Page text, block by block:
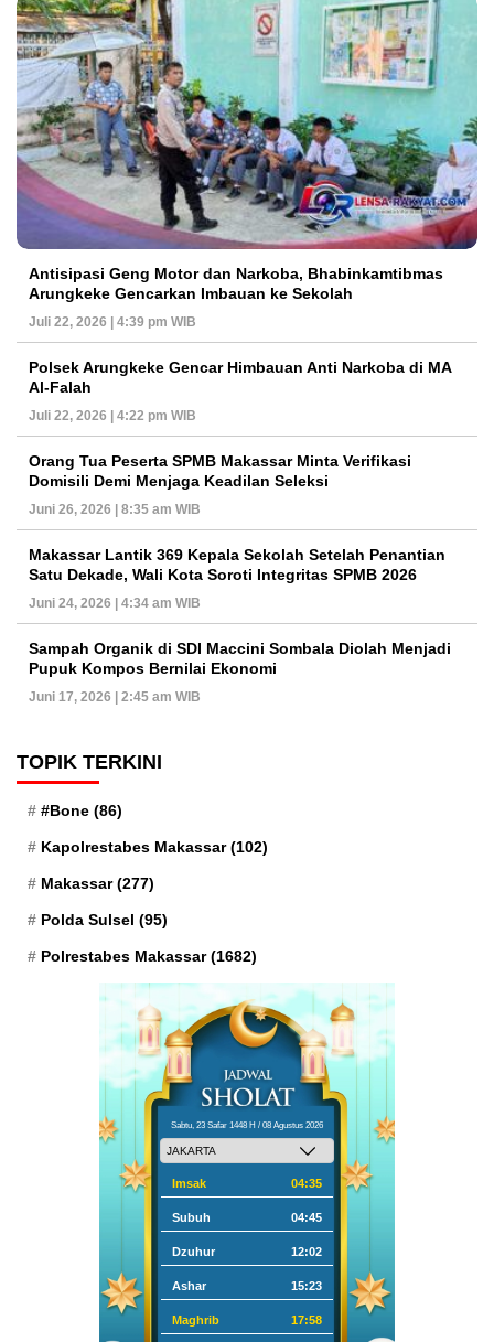
Antisipasi Geng Motor dan Narkoba, Bhabinkamtibmas
Arungkeke Gencarkan Imbauan ke Sekolah
Juli 22, 2026 | 4:39 pm WIB
Polsek Arungkeke Gencar Himbauan Anti Narkoba di MA
Al-Falah
Juli 22, 2026 | 4:22 pm WIB
Orang Tua Peserta SPMB Makassar Minta Verifikasi
Domisili Demi Menjaga Keadilan Seleksi
Juni 26, 2026 | 8:35 am WIB
Makassar Lantik 369 Kepala Sekolah Setelah Penantian
Satu Dekade, Wali Kota Soroti Integritas SPMB 2026
Juni 24, 2026 | 4:34 am WIB
Sampah Organik di SDI Maccini Sombala Diolah Menjadi
Pupuk Kompos Bernilai Ekonomi
Juni 17, 2026 | 2:45 am WIB
TOPIK TERKINI
#Bone (86)
Kapolrestabes Makassar(102)
Makassar(277)
Polda Sulsel (95)
Polrestabes Makassar(1682)
Sabtu, 23 Safar 1448 H / 08 Agustus 2026
Imsak 04:35
Subuh 04:45
Dzuhur 12:02
Ashar 15:23
Maghrib 17:58